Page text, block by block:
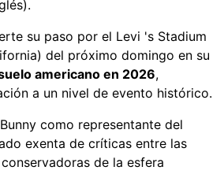
su paso por el Levi 's Stadium
del próximo domingo en su
americano en 2026,
a un nivel de evento histórico.
como representante del
exenta de críticas entre las
de la esfera